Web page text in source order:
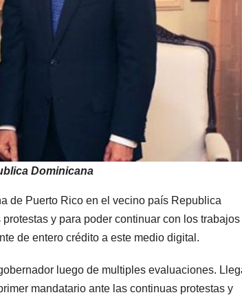
Dominicana
de Puerto Rico en el vecino país Republica
y para poder continuar con los
de entero crédito a este medio digital.
luego de multiples evaluaciones.
mandatario ante las continuas protestas y